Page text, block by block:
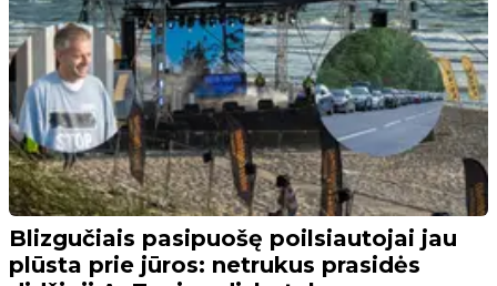
Blizgučiais pasipuošę poilsiautojai jau
plūsta prie jūros: netrukus prasidės